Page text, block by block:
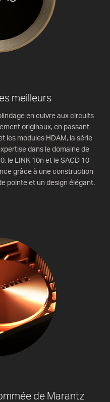
meilleurs
en cuivre aux circuits
originaux, en passant
les modules HDAM, la série
dans le domaine de
le LINK 10n et le SACD 10
grâce à une construction
pointe et un design élégant.
de Marantz